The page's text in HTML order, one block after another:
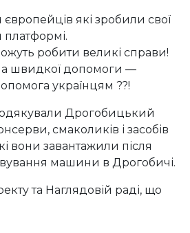
які зробили свої
робити великі справи!
швидкої допомоги —
українцям ??!
Дрогобицький
смаколиків і засобів
вони завантажили після
машини в Дрогобичі.
та Наглядовій раді, що